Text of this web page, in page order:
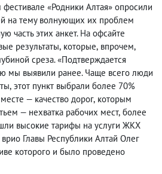
«Родники Алтая» опросили
на тему волнующих их проблем
часть этих анкет. На офсайте
результаты, которые, впрочем,
среза. «Подтверждается
мы выявили ранее. Чаще всего люди
, этот пункт выбрали более 70%
— качество дорог, которым
— нехватка рабочих мест, более
высокие тарифы на услуги ЖКХ
Главы Республики Алтай Олег
которого и было проведено